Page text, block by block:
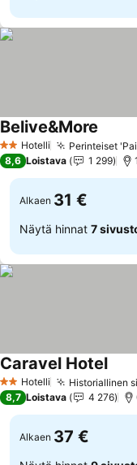
2 Tähtiluokitus
Hotelli Perinteiset
Belive&More
8,6 Loistava 1 299
Alkaen 31 €
Näytä hinnat 7
2 Tähtiluokitus
Hotelli Historiallinen
Caravel Hotel
8,7 Loistava 4 276
Alkaen 37 €